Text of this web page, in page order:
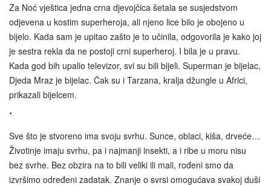
Za Noć vještica jedna crna djevojčica šetala se susjedstvom
odjevena u kostim superheroja, ali njeno lice bilo je obojeno u
bijelo. Kada sam je upitao zašto je to učinila, odgovorila je kako joj
je sestra rekla da ne postoji crni superheroj. I bila je u pravu.
Kada god bih upalio televizor, svi su bili bijeli. Superman je bijelac,
Djeda Mraz je bijelac. Čak su i Tarzana, kralja džungle u Africi,
prikazali bijelcem.
*
Sve što je stvoreno ima svoju svrhu. Sunce, oblaci, kiša, drveće…
Životinje imaju svrhu, pa i najmanji insekti, a i ribe u moru nisu
bez svrhe. Bez obzira na to bili veliki ili mali, rođeni smo da
izvršimo određeni zadatak. Znanje o svrsi omogućava svakoj duši